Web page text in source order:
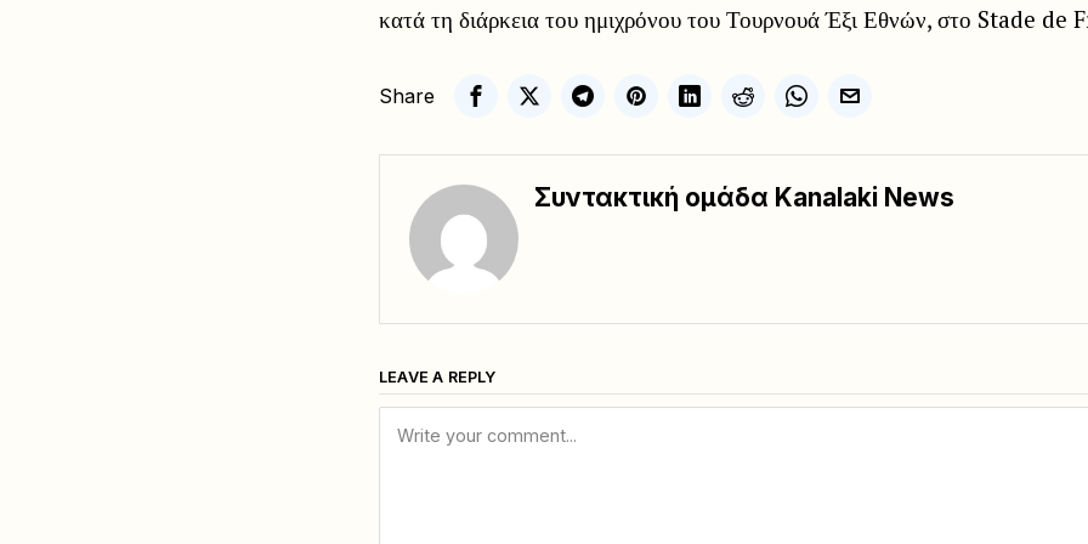
κατά τη διάρκεια του ημιχρόνου του Τουρνουά Έξι Εθνών, στο Stade de
Share
Συντακτική ομάδα Kanalaki News
LEAVE A REPLY